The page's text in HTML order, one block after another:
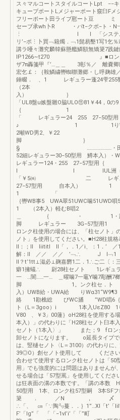
ス々マルコートスタイルコートLpt −−キ
キューブポートLメジャーポート窺臼Fメ
フリーポート田ライブ
セーブ承wh卜R ・パt−クポ−ト・
⋮ I I 「システム蹴pm
リ’−ポ⋮卜買﹁籍燭．﹁1髭易墾1写1乞
講ラ唖々灘究麟韓蘇懸艦鱗額無矯簗7践
IP1266∼t270 』■ロング柱
ザ7π轟箋甲『’…＿＿ 3彰％／ 離嚢卿
宏乞￡：｛鞍鱗繍轡蜘聯灘郷・し呼麹雄
錘畷． 、1 レギュラー蓬24雫
（2本
入
「UL8盤u嫉盤雛O脇ULO⑪81￥
｛
「 レギュラー24 255 27−50
♪ 1 1りW副2磐WA
2噸WD男2、￥22
脚
§ …………………・田・gl・
52細レギュラー30−50型用 鱒本入）
レギュラー124・255 27−57型
I I lUL洲｛幽鯛砿c
「￥5㈱ 二 レギュラ
27−57型用 自本
1
｛轡WB事5 UWA翠51UWC噛51UWD唄
1 （2本入）軽むB唱2
＿ ｛ ・ 1・躍1凱C
脚 レギュラー 3G−57型用1 （
ロンク柱使用の場合には、「柱セノト」
ノト」を使用してください。■H28柱規
ll：；II Iiititl ll「，．1／i、：1．’ ／
解：II ／／ ／／ ’﹁∴ J I﹁1
II？t’1tt⊥滋必⊥麹嘉欝1二．1∴ご二〔：
癖1擁蟻∴ 尉28柱セノト 1レギュ
一 …闇……一… ＿曜噛7一竈Y噛7彫酬7
脚 1。ンク柱セ．ト ・レギ
入）UWB給・UWA給 りWα31“W9¶3
絡 1勘樵総 びWC旙 ”WD唱6｛￥
ト（L＝3goo）i 1本入UεZ80 1り
V80 、￥3」00蓮｝oH28柱を使用する
本入）」の代わりに「H28柱セノト臼本
セノト（1本入〉」 また；9 fロング
卸セノトになります。 o延長タイプで
は、竪樋セノト〈L＝3100）の代わりに
39◎O）創セノト使用して ください
合わせて使用するロンク柱セノトは「
用」でも強度的には問題はありません
せる場合は「57型罵」を使用してくださ
は狂表面の溝の本数です。「講の本数
50型用 1本、ロンク柱57型嗣 3本SFフ
簗 ． ／N ， 〆 ／1’
∴「、 ㎝「∵陶㍉蔓．．｝1”…Xl「t’「
F’「lg”「 「「−1vl’i’「「”